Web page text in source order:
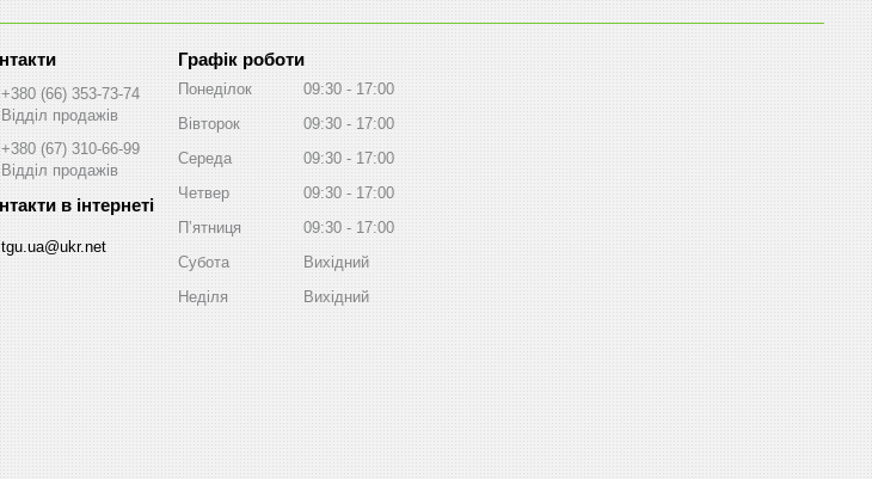
+380 (66) 353-73-74
Відділ продажів
+380 (67) 310-66-99
Відділ продажів
tgu.ua@ukr.net
Графік роботи
Понеділок 09:30
17:00
Вівторок
09:30
17:00
Середа
09:30
17:00
Четвер
09:30
17:00
Пʼятниця
09:30
17:00
Субота
Вихідний
Неділя
Вихідний